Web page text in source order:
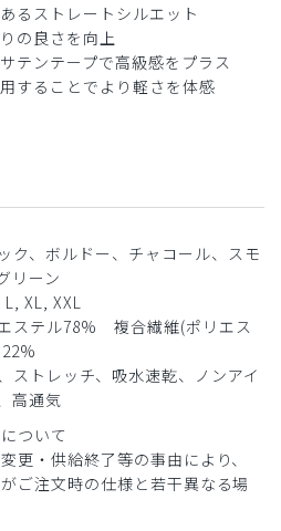
ブパンツ・AIR TRICO/ボルド
2024-08-30
る
。
シーズン使えそうです。
るストレートシルエット
の良さを向上
テンテープで高級感をプラス
することでより軽さを体感
ク、ボルドー、チャコール、スモ
リーン
XL, XXL
ステル78% 複合繊維(ポリエス
ストレッチ、吸水速乾、ノンアイ
高通気
ついて
更・供給終了等の事由により、
ご注文時の仕様と若干異なる場